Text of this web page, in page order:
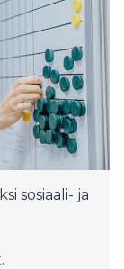
sosiaali- ja